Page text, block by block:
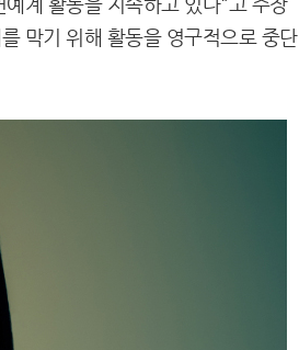
막기 위해 활동을 영구적으로 중단